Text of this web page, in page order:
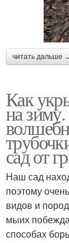
читать дальше
Как
на
сад от
Наш сад
поэтому
видов и
мыих
способах